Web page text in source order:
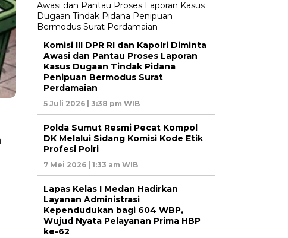
Komisi III DPR RI dan Kapolri Diminta
Awasi dan Pantau Proses Laporan
Kasus Dugaan Tindak Pidana
Penipuan Bermodus Surat
Perdamaian
5 Juli 2026 | 3:38 pm WIB
Polda Sumut Resmi Pecat Kompol
DK Melalui Sidang Komisi Kode Etik
Profesi Polri
7 Mei 2026 | 1:33 am WIB
Lapas Kelas I Medan Hadirkan
Layanan Administrasi
Kependudukan bagi 604 WBP,
Wujud Nyata Pelayanan Prima HBP
ke-62